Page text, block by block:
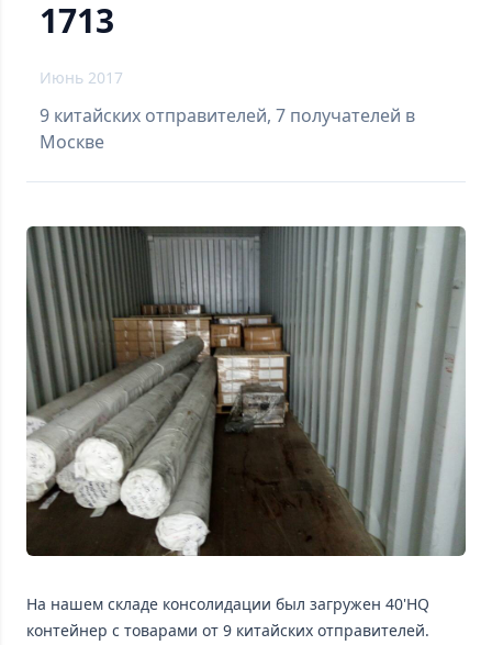
1713
Июнь 2017
9 китайских отправителей, 7 получателей в
Москве
На нашем складе консолидации был загружен 40'HQ
контейнер с товарами от 9 китайских отправителей.